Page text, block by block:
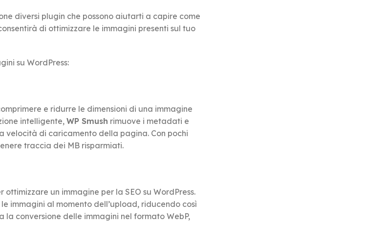
diversi plugin che possono aiutarti a capire come
di ottimizzare le immagini presenti sul tuo
su WordPress:
e ridurre le dimensioni di una immagine
intelligente, WP Smush rimuove i metadati e
velocità di caricamento della pagina. Con pochi
traccia dei MB risparmiati.
un immagine per la SEO su WordPress.
immagini al momento dell’upload, riducendo così
la conversione delle immagini nel formato WebP,